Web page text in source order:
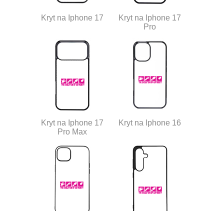
Kryt na Iphone 17
Kryt na Iphone 17
Pro
Kryt na Iphone 17
Pro Max
Kryt na Iphone 16